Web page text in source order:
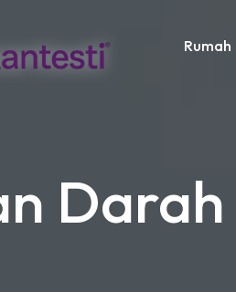
Rumah
Darah